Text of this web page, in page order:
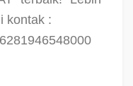
kontak :